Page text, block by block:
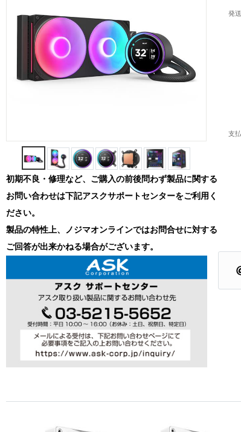
初期不良・修理など、ご購入の前後問わず製品に関する
お問い合わせは下記アスクサポートセンターをご利用く
ださい。
製品の特性上、ノジマオンラインではお問合せに対する
ご回答が出来かねる場合がございます。
発
支